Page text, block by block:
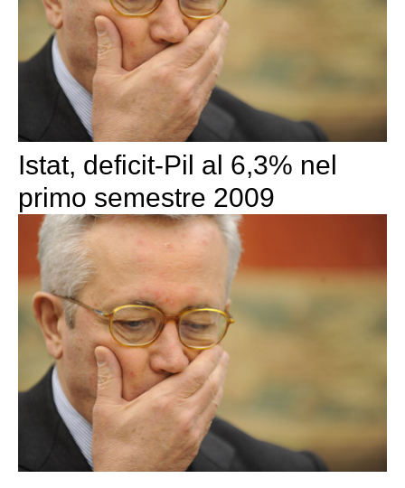
Istat, deficit-Pil al 6,3% nel
primo semestre 2009